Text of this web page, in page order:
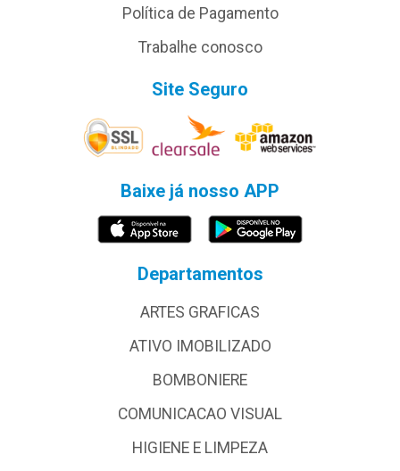
Política de Pagamento
Trabalhe conosco
Site Seguro
Baixe já nosso APP
Departamentos
ARTES GRAFICAS
ATIVO IMOBILIZADO
BOMBONIERE
COMUNICACAO VISUAL
HIGIENE E LIMPEZA